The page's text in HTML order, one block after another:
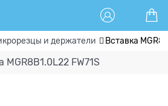
и держатели Вставка
MGR8B1.0L22 FW71S